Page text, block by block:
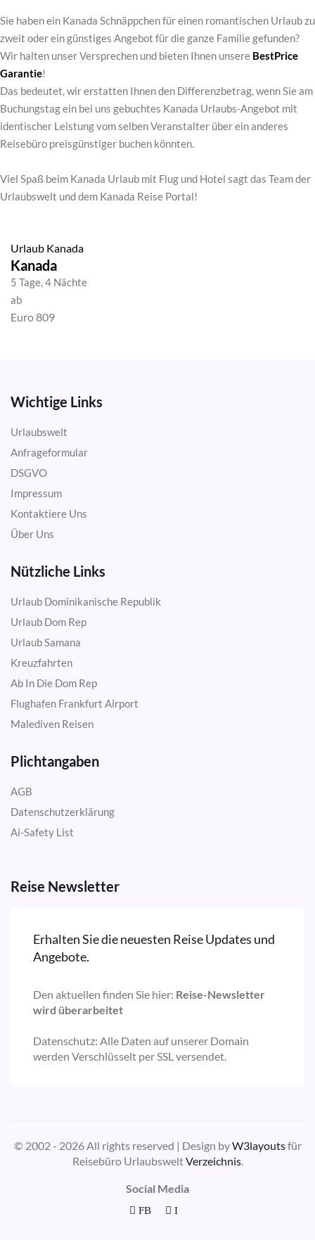
Sie haben ein Kanada Schnäppchen für einen romantischen Urlaub zu
zweit oder ein günstiges Angebot für die ganze Familie gefunden?
Wir halten unser Versprechen und bieten Ihnen unsere BestPrice
Garantie!
Das bedeutet, wir erstatten Ihnen den Differenzbetrag, wenn Sie am
Buchungstag ein bei uns gebuchtes Kanada Urlaubs-Angebot mit
identischer Leistung vom selben Veranstalter über ein anderes
Reisebüro preisgünstiger buchen könnten.
Viel Spaß beim Kanada Urlaub mit Flug und Hotel sagt das Team der
Urlaubswelt und dem Kanada Reise Portal!
Urlaub Kanada
Kanada
5 Tage, 4 Nächte
ab
Euro 809
Wichtige Links
Urlaubswelt
Anfrageformular
DSGVO
Impressum
Kontaktiere Uns
Über Uns
Nützliche Links
Urlaub Dominikanische Republik
Urlaub Dom Rep
Urlaub Samana
Kreuzfahrten
Ab In Die Dom Rep
Flughafen Frankfurt Airport
Malediven Reisen
Plichtangaben
AGB
Datenschutzerklärung
Ai-Safety List
Reise Newsletter
Erhalten Sie die neuesten Reise Updates und
Angebote.
Den aktuellen finden Sie hier: Reise-Newsletter
wird überarbeitet
Datenschutz: Alle Daten auf unserer Domain
werden Verschlüsselt per SSL versendet.
© 2002 - 2026 All rights reserved | Design byW3layoutsfür
Reisebüro UrlaubsweltVerzeichnis.
Social Media
FB I